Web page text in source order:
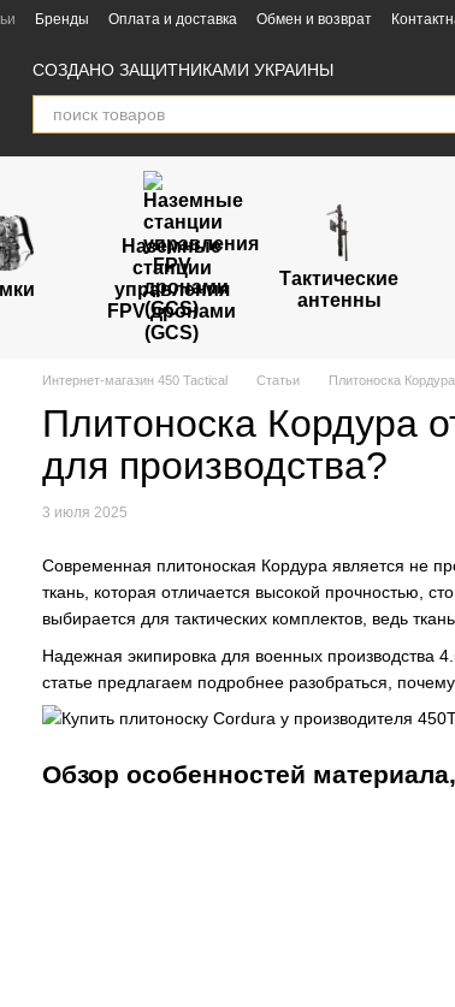
Бренды Оплата и доставка Обмен и возврат
СОЗДАНО ЗАЩИТНИКАМИ УКРАИНЫ
Наземные
станции
управления
FPV дронами
(GCS)
Тактические
антенны
Интернет-магазин 450 Tactical Статьи Плитоноска
Плитоноска Кордура
для производства?
3 июля 2025
Современная плитоноская Кордура является не
ткань, которая отличается высокой прочностью,
выбирается для тактических комплектов, ведь
Надежная экипировка для военных производства
статье предлагаем подробнее разобраться,
Обзор особенностей